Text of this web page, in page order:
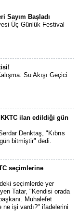
Sayım Başladı
Üç Günlük Festival
Su Akışı Geçici
KKTC ilan edildiği gün
Denktaş, "Kıbrıs
bitmiştir" dedi.
seçimlerine
seçimlerde yer
Tatar, "Kendisi orada
Muhalefet
işi vardı?" ifadelerini